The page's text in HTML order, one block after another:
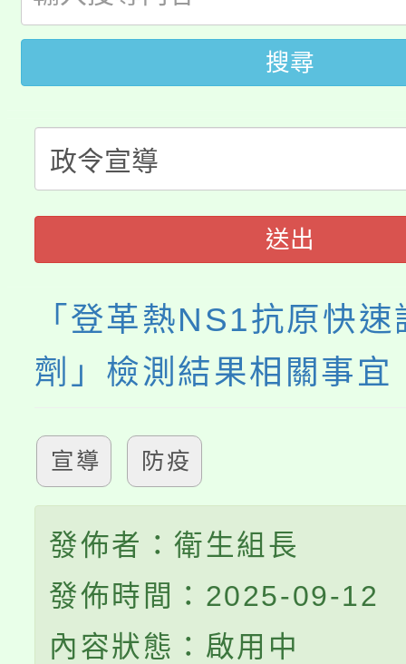
田徑場及游泳池舉行。
桃園市低收入戶享有免
視費優惠，中低收入戶
半價優惠，詳情可洽有
者。
大園自造教育及科技
份教師研習
淨零綠生活教案入校路
115年食農教育專業人
搜尋
送出
「登革熱NS1抗原快
劑」檢測結果相關事宜
宣導 防疫
發佈者：衛生組長
發佈時間：2025-09-12
內容狀態：啟用中